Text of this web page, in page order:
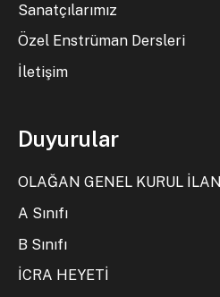
Sanatçılarımız
Özel Enstrüman Dersleri
İletişim
Duyurular
OLAĞAN GENEL KURUL İLANI
A Sınıfı
B Sınıfı
İCRA HEYETİ